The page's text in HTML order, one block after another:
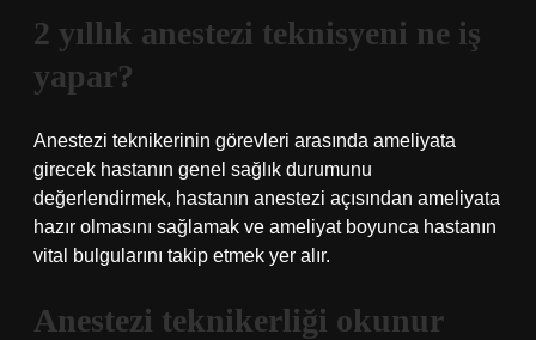
2 yıllık anestezi teknisyeni ne iş
yapar?
Anestezi teknikerinin görevleri arasında ameliyata
girecek hastanın genel sağlık durumunu
değerlendirmek, hastanın anestezi açısından ameliyata
hazır olmasını sağlamak ve ameliyat boyunca hastanın
vital bulgularını takip etmek yer alır.
Anestezi teknikerliği okunur